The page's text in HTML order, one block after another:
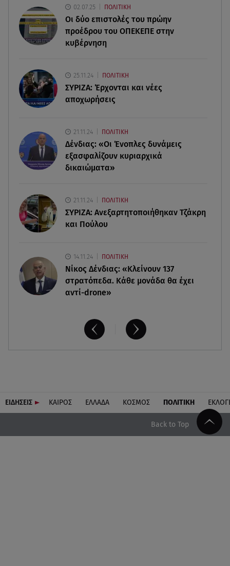
Πότε δεν επιβάλλεται φόρος κληρονομιάς σε
τραπεζικές καταθέσεις
οικογένεια της Λίζα
06.08.26 , 19:10
Μπαντέρας: «Η καρδιακή προσβολή ήταν το
06.08.26 , 18:49
Συντάξεις χηρείας: Τέλος στο «ψαλίδι» μετά την
τριετία
Maxus T60 Max: Στον αγώνα κατά της φωτιάς στο
Πόρτο Γερμενό
02.07.25 ΠΟΛΙΤΙΚΗ
Οι δύο επιστολές του πρώην
προέδρου του ΟΠΕΚΕΠE στην
κυβέρνηση
25.11.24 ΠΟΛΙΤΙΚΗ
ΣΥΡΙΖΑ: Έρχονται και νέες
αποχωρήσεις
21.11.24 ΠΟΛΙΤΙΚΗ
Δένδιας: «Οι Ένοπλες δυνάμεις
εξασφαλίζουν κυριαρχικά
δικαιώματα»
21.11.24 ΠΟΛΙΤΙΚΗ
ΣΥΡΙΖΑ: Ανεξαρτητοποιήθηκαν Τζάκρη
και Πούλου
14.11.24 ΠΟΛΙΤΙΚΗ
Νίκος Δένδιας: «Κλείνουν 137
στρατόπεδα. Kάθε μονάδα θα έχει
αντί-drone»
ΕΙΔΗΣΕΙΣ ΚΑΙΡΟΣ ΕΛΛΑΔΑ ΚΟΣΜΟΣ ΠΟΛΙΤΙΚΗ
Back to Top